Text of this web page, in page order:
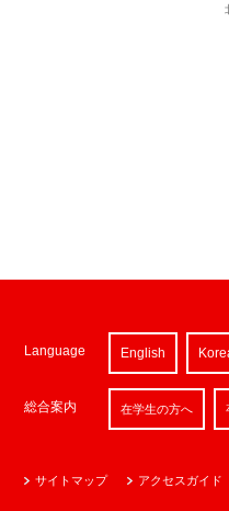
Language English
総合案内 在学生の方へ
サイトマップ アクセスガイド